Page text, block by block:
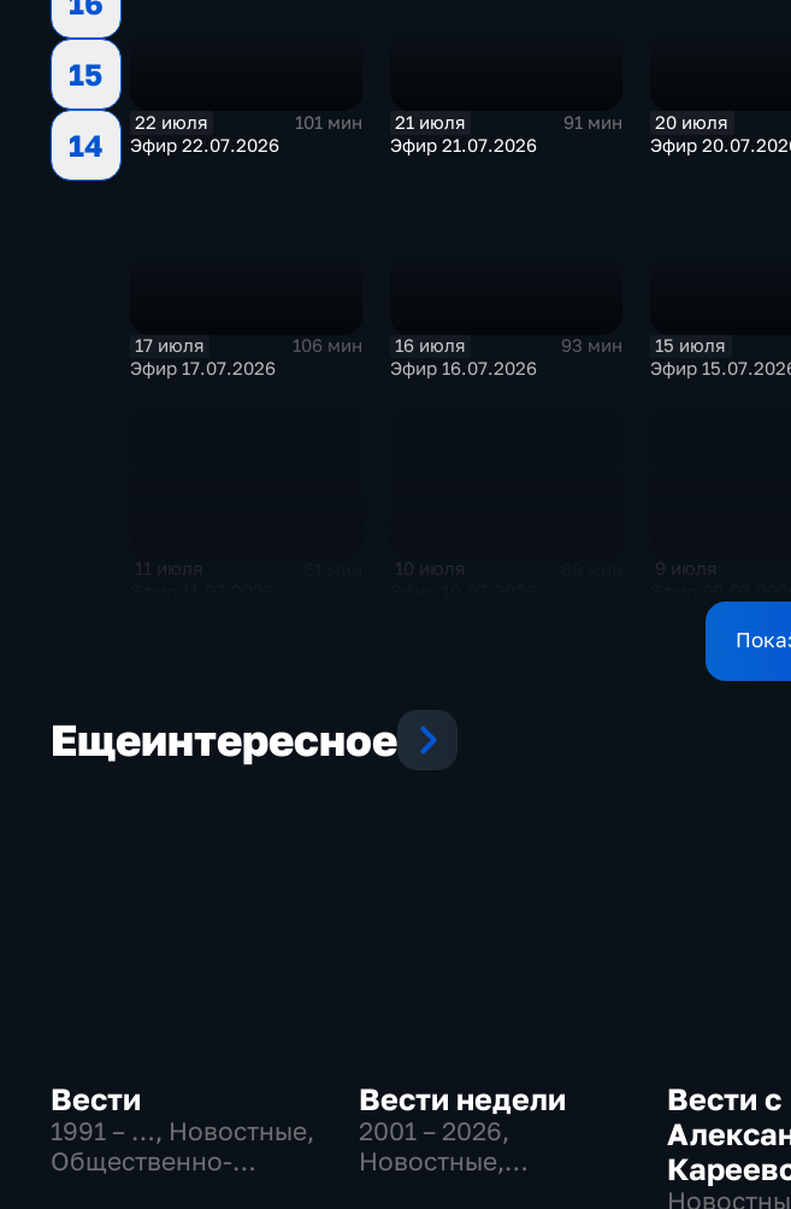
15
14
22 июля
101 мин
Эфир 22.07.2026
21 июля
91 мин
Эфир 21.07.2026
20 июля
Эфир
17 июля
106 мин
Эфир 17.07.2026
16 июля
93 мин
Эфир 16.07.2026
15 июля
Эфир
11 июля 10 июля 9 июля
Ещеинтересное
Вести
1991 – …, Новостные,
Общественно-
Вести недели
2001 – 2026,
Новостные,
Вести с